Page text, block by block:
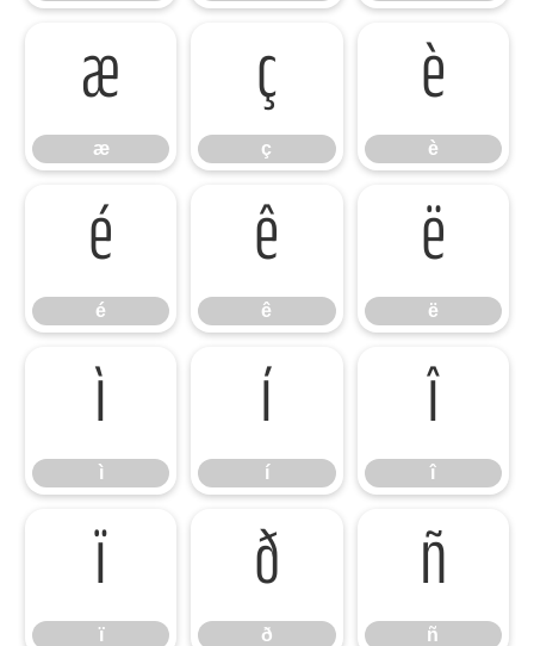
æ
æ ç
ç è
è
é
é ê
ê ë
ë
ìì í
í î
î
ï
ï ð
ð ñ
ñ